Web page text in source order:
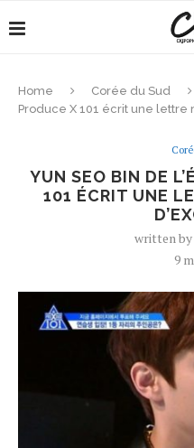
Home Corée du Sud
Produce X 101 écrit une lettre
YUN SEO BIN DE
101 ÉCRIT UNE
written by
9